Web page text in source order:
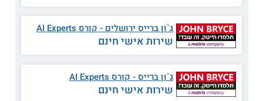
צילום: רשות החדשנות
ד"ר זיו קציר, מנהל התכנית הלאומית לבינה מלאכותית
ברשות החדשנות, על קריירה ולימודים בתחום ה - AI
ג`ון ברייס ירושלים - קורס AI Experts
שירות אישי חינם
ג`ון ברייס - קורס AI Experts
שירות אישי חינם